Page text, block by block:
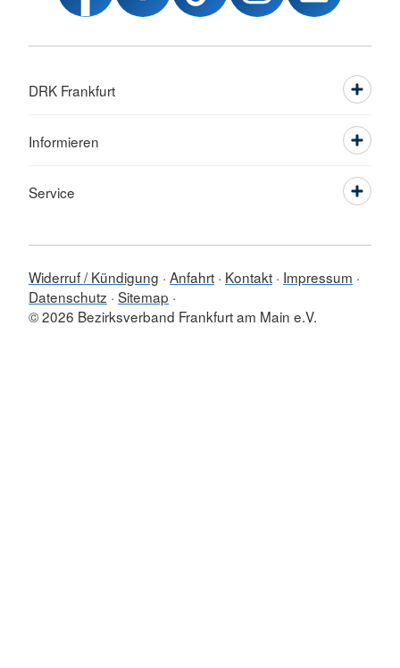
DRK Frankfurt
Informieren
Service
Widerruf / Kündigung Anfahrt Kontakt Impressum
Datenschutz Sitemap
© 2026 Bezirksverband Frankfurt am Main e.V.